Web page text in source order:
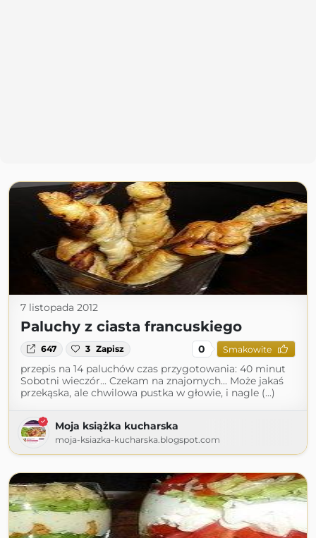
7 listopada 2012
Paluchy z ciasta francuskiego
647 3 Zapisz 0 Smakowite
przepis na 14 paluchów czas przygotowania: 40 minut
Sobotni wieczór... Czekam na znajomych... Może jakaś
przekąska, ale chwilowa pustka w głowie, i nagle (...)
Moja książka kucharska
moja-ksiazka-kucharska.blogspot.com